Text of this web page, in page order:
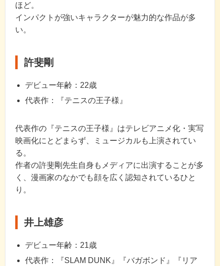
ほど。
インパクトが強いキャラクターが魅力的な作品が多
い。
許斐剛
デビュー年齢：22歳
代表作：『テニスの王子様』
代表作の『テニスの王子様』はテレビアニメ化・実写
映画化にとどまらず、ミュージカルも上演されてい
る。
作者の許斐剛先生自身もメディアに出演することが多
く、漫画家のなかでも顔を広く認知されているひと
り。
井上雄彦
デビュー年齢：21歳
代表作：『SLAM DUNK』『バガボンド』『リア